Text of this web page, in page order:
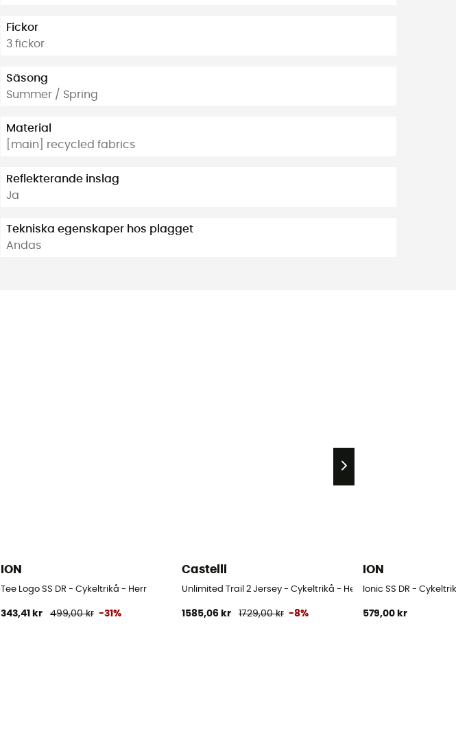
Fickor
3 fickor
Säsong
Summer / Spring
Material
[main] recycled fabrics
Reflekterande inslag
Ja
Tekniska egenskaper hos plagget
Andas
ION
Tee Logo SS DR - Cykeltrikå - Herr
343,41 kr 499,00 kr -31%
Castelli
Unlimited Trail 2 Jersey - Cykeltrikå - Herr
1585,06 kr 1729,00 kr -8%
ION
Ionic SS DR -
579,00 kr